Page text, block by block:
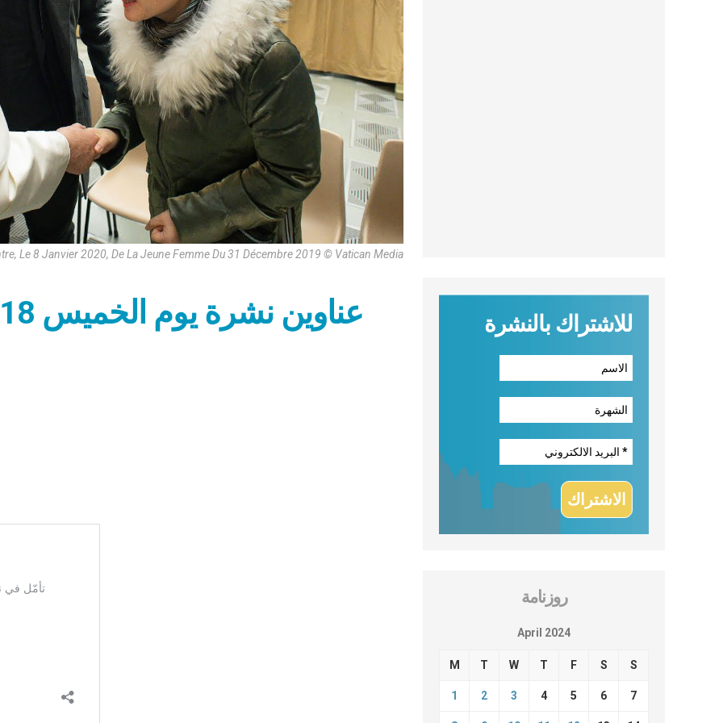
Le 8 Janvier 2020, De La Jeune Femme Du 31 Décembre 2019 © Vatican Media
عناوين نشرة يوم الخميس 18 نيسان 2024: دور المرأة للاشتراك بالنشرة
روزنامة
April 2024
M T W T F S S
1 2 3 4 5 6 7